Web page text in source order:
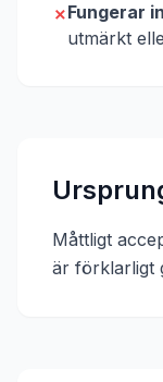
✗Fungerar
utmärkt
Måttligt
är förklarligt